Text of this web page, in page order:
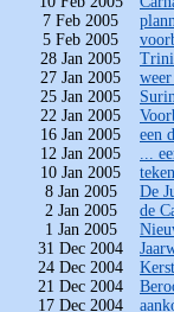
7 Feb 2005
5 Feb 2005
28 Jan 2005
27 Jan 2005
25 Jan 2005
22 Jan 2005
16 Jan 2005
een
12 Jan 2005
...
10 Jan 2005
8 Jan 2005
De
2 Jan 2005
de
1 Jan 2005
31 Dec 2004
24 Dec 2004
21 Dec 2004
17 Dec 2004